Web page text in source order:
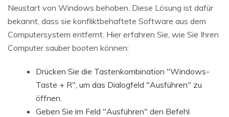
Neustart von Windows behoben. Diese Lösung ist dafür
bekannt, dass sie konfliktbehaftete Software aus dem
Computersystem entfernt. Hier erfahren Sie, wie Sie Ihren
Computer sauber booten können:
Drücken Sie die Tastenkombination "Windows-
Taste + R", um das Dialogfeld "Ausführen" zu
öffnen.
Geben Sie im Feld "Ausführen" den Befehl